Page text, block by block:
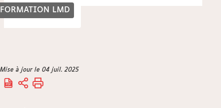
FORMATION LMD
GESTION
Vous
êtes
Accueil
Mise à jour le 04 juil. 2025